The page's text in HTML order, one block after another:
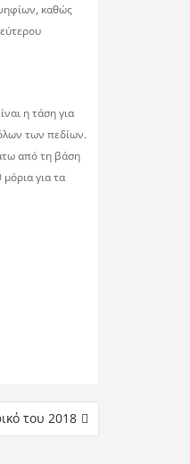
καθώς
η τάση για
των πεδίων.
από τη βάση
για τα
του 2018